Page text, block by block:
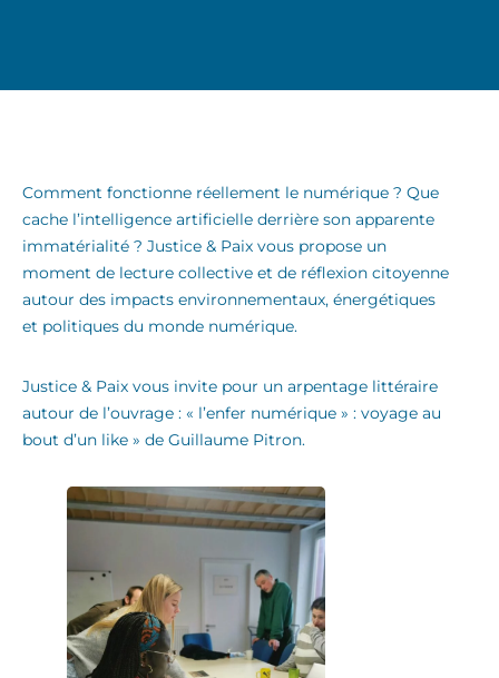
Comment fonctionne réellement le numérique ? Que
cache l’intelligence artificielle derrière son apparente
immatérialité ? Justice & Paix vous propose un
moment de lecture collective et de réflexion citoyenne
autour des impacts environnementaux, énergétiques
et politiques du monde numérique.
Justice & Paix vous invite pour un arpentage littéraire
autour de l’ouvrage : « l’enfer numérique » : voyage au
bout d’un like » de Guillaume Pitron.